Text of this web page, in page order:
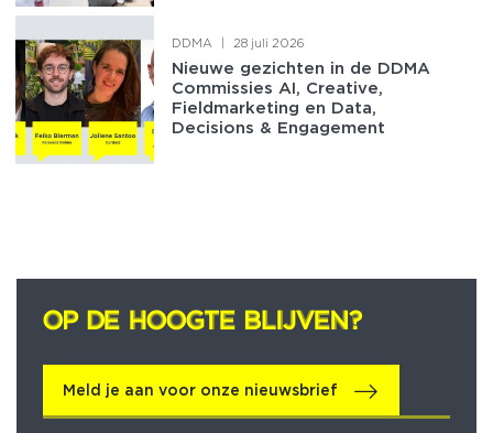
DDMA 28 juli 2026
Nieuwe gezichten in de DDMA
Commissies AI, Creative,
Fieldmarketing en Data,
Decisions & Engagement
OP DE HOOGTE BLIJVEN?
OP DE HOOGTE BLIJVEN?
Meld je aan voor onze nieuwsbrief